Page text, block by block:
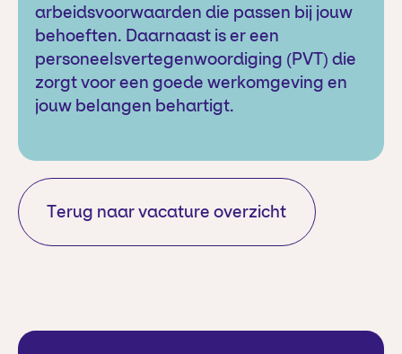
arbeidsvoorwaarden die passen bij jouw
behoeften. Daarnaast is er een
personeelsvertegenwoordiging (PVT) die
zorgt voor een goede werkomgeving en
jouw belangen behartigt.
Terug naar vacature overzicht